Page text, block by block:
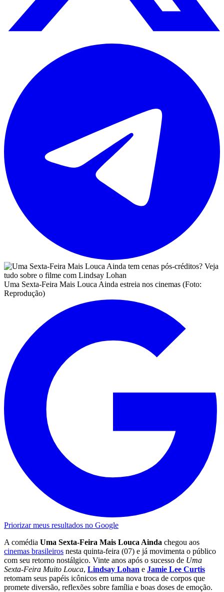
Uma Sexta-Feira Mais Louca Ainda estreia nos cinemas (Foto:
Reprodução)
Priorizar meus resultados no Google
A comédia Uma Sexta-Feira Mais Louca Ainda chegou aos
cinemas brasileiros nesta quinta-feira (07) e já movimenta o público
com seu retorno nostálgico. Vinte anos após o sucesso de Uma
Sexta-Feira Muito Louca, Lindsay Lohan e Jamie Lee Curtis
retomam seus papéis icônicos em uma nova troca de corpos que
promete diversão, reflexões sobre família e boas doses de emoção.